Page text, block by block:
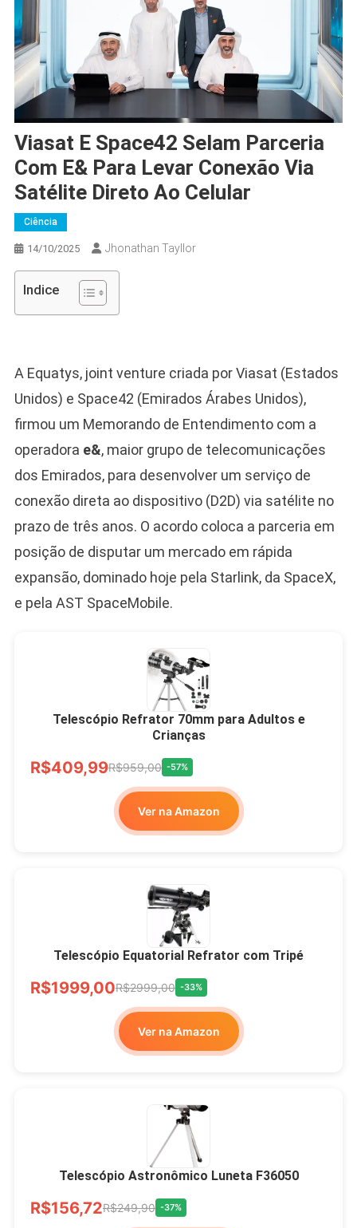
Viasat E Space42 Selam Parceria
Com E& Para Levar Conexão Via
Satélite Direto Ao Celular
Ciência
14/10/2025 Jhonathan Tayllor
Indice
A Equatys, joint venture criada por Viasat (Estados
Unidos) e Space42 (Emirados Árabes Unidos),
firmou um Memorando de Entendimento com a
operadora e&, maior grupo de telecomunicações
dos Emirados, para desenvolver um serviço de
conexão direta ao dispositivo (D2D) via satélite no
prazo de três anos. O acordo coloca a parceria em
posição de disputar um mercado em rápida
expansão, dominado hoje pela Starlink, da SpaceX,
e pela AST SpaceMobile.
Telescópio Refrator 70mm para Adultos e
Crianças
R$409,99R$959,00 -57%
Ver na Amazon
Telescópio Equatorial Refrator com Tripé
R$1999,00R$2999,00 -33%
Ver na Amazon
Telescópio Astronômico Luneta F36050
R$156,72R$249,90 -37%